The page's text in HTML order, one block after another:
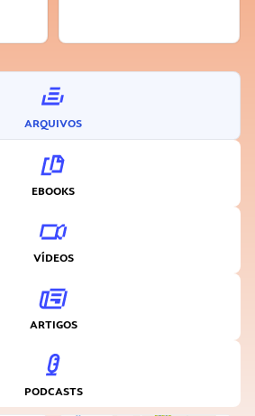
ARQUIVOS
EBOOKS
VÍDEOS
ARTIGOS
PODCASTS